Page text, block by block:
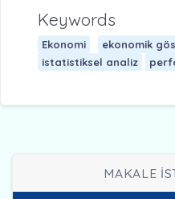
Keywords
Ekonomi ekonomik
istatistiksel analiz
MAKALE